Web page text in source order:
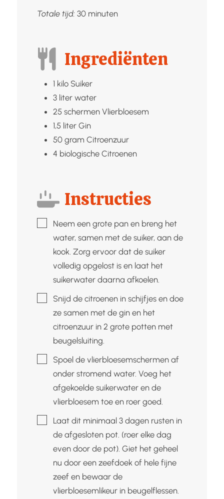
Totale tijd: 30minuten
minuten
Ingrediënten
1 kilo Suiker
3 liter water
25 schermen Vlierbloesem
1,5 liter Gin
50 gram Citroenzuur
4 biologische Citroenen
Instructies
▢Neem een grote pan en breng het
water, samen met de suiker, aan de
kook. Zorg ervoor dat de suiker
volledig opgelost is en laat het
suikerwater daarna afkoelen.
▢Snijd de citroenen in schijfjes en doe
ze samen met de gin en het
citroenzuur in 2 grote potten met
beugelsluiting.
▢Spoel de vlierbloesemschermen af
onder stromend water. Voeg het
afgekoelde suikerwater en de
vlierbloesem toe en roer goed.
▢Laat dit minimaal 3 dagen rusten in
de afgesloten pot. (roer elke dag
even door de pot). Giet het geheel
nu door een zeefdoek of hele fijne
zeef en bewaar de
vlierbloesemlikeur in beugelflessen.